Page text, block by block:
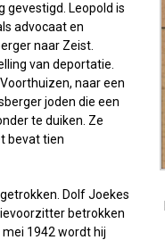
gevestigd. Leopold is
advocaat en
naar Zeist.
van deportatie.
naar een
joden die een
te duiken. Ze
bevat tien
Dolf Joekes
betrokken
1942 wordt hij